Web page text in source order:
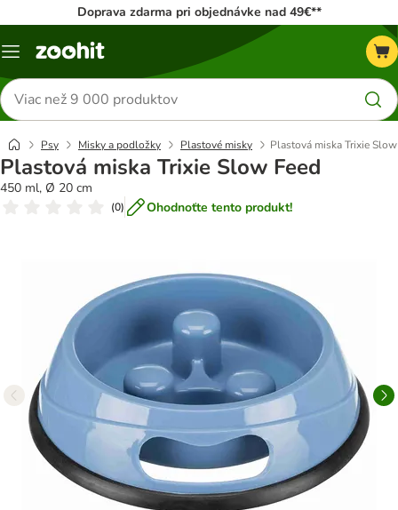
Doprava zdarma pri objednávke nad 49€**
Kategórie
Hľadať
produkty
Psy Misky a podložky Plastové misky Plastová miska Trixie
Plastová miska Trixie Slow Feed
450 ml, Ø 20 cm
(0) Ohodnoťte tento produkt!